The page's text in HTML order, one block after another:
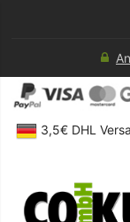
3,5€ DHL